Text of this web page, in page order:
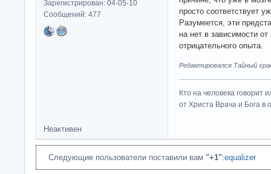
Зарегистрирован: 04-05-10
Сообщений: 477
просто соответствует
Разумеется, эти
на нет в зависимости
отрицательного опыта.
Редактировался Тайный
Кто на человека говорит
от Христа Врача и Бога в
Неактивен
Следующие пользователи поставили вам "+1":equalizer